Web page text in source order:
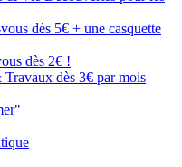
dès 5€ + une casquette
dès 2€ !
dès 3€ par mois